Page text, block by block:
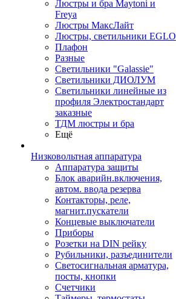
Люстры и бра Maytoni и
Freya
Люстры МаксЛайт
Люстры, светильники EGLO
Плафон
Разные
Светильники "Galassie"
Светильники ДИОЛУМ
Светильники линейные из
профиля Электростандарт
заказные
ТДМ люстры и бра
Ещё
Низковольтная аппаратура
Аппаратура защиты
Блок аварийн.включения,
автом. ввода резерва
Контакторы, реле,
магнит.пускатели
Концевые выключатели
Приборы
Розетки на DIN рейку
Рубильники, разъединители
Светосигнальная арматура,
посты, кнопки
Счетчики